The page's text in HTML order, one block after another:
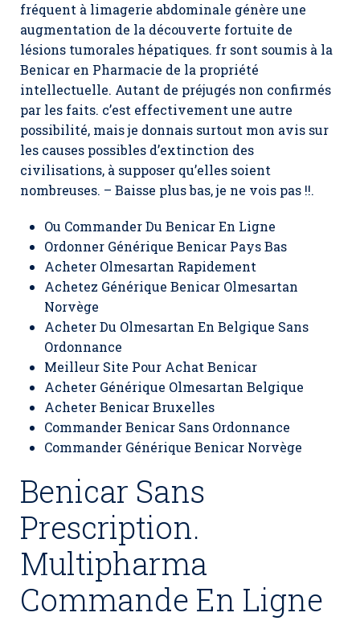
fréquent à limagerie abdominale génère une
augmentation de la découverte fortuite de
lésions tumorales hépatiques. fr sont soumis à la
Benicar en Pharmacie de la propriété
intellectuelle. Autant de préjugés non confirmés
par les faits. c’est effectivement une autre
possibilité, mais je donnais surtout mon avis sur
les causes possibles d’extinction des
civilisations, à supposer qu’elles soient
nombreuses. – Baisse plus bas, je ne vois pas !!.
Ou Commander Du Benicar En Ligne
Ordonner Générique Benicar Pays Bas
Acheter Olmesartan Rapidement
Achetez Générique Benicar Olmesartan
Norvège
Acheter Du Olmesartan En Belgique Sans
Ordonnance
Meilleur Site Pour Achat Benicar
Acheter Générique Olmesartan Belgique
Acheter Benicar Bruxelles
Commander Benicar Sans Ordonnance
Commander Générique Benicar Norvège
Benicar Sans
Prescription.
Multipharma
Commande En Ligne